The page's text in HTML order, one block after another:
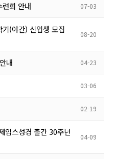
회 안내 07-03
(야간) 신입생 모집
08-20
내 04-23
03-06
02-19
임스성경 출간 30주년
04-09